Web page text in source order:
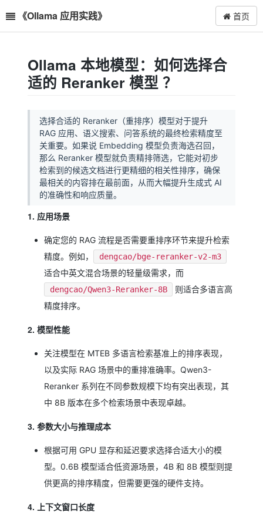
《Ollama 应用实践》 首页
Ollama 本地模型：如何选择合
适的 Reranker 模型 ？
选择合适的 Reranker（重排序）模型对于提升
RAG 应用、语义搜索、问答系统的最终检索精度至
关重要。如果说 Embedding 模型负责海选召回，
那么 Reranker 模型就负责精排筛选，它能对初步
检索到的候选文档进行更精细的相关性排序，确保
最相关的内容排在最前面，从而大幅提升生成式 AI
的准确性和响应质量。
1. 应用场景
确定您的 RAG 流程是否需要重排序环节来提升检索
精度。例如，
dengcao/bge-reranker-v2-m3
适合中英文混合场景的轻量级需求，而
dengcao/Qwen3-Reranker-8B
则适合多语言高
精度排序。
2. 模型性能
关注模型在 MTEB 多语言检索基准上的排序表现，
以及实际 RAG 场景中的重排准确率。Qwen3-
Reranker 系列在不同参数规模下均有突出表现，其
中 8B 版本在多个检索场景中表现卓越。
3. 参数大小与推理成本
根据可用 GPU 显存和延迟要求选择合适大小的模
型。0.6B 模型适合低资源场景，4B 和 8B 模型则提
供更高的排序精度，但需要更强的硬件支持。
4. 上下文窗口长度